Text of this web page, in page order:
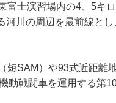
富士演習場内の4、5キ
河川の周辺を最前線と
SAM）や93式近距離
動戦闘車を運用する第